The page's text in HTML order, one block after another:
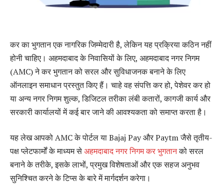
कर का भुगतान एक नागरिक जिम्मेदारी है, लेकिन यह प्रक्रिया कठिन नहीं
होनी चाहिए। अहमदाबाद के निवासियों के लिए, अहमदाबाद नगर निगम
(AMC) ने कर भुगतान को सरल और सुविधाजनक बनाने के लिए
ऑनलाइन समाधान प्रस्तुत किए हैं। चाहे वह संपत्ति कर हो, पेशेवर कर हो
या अन्य नगर निगम शुल्क, डिजिटल तरीका लंबी कतारों, कागजी कार्य और
सरकारी कार्यालयों में कई बार जाने की आवश्यकता को समाप्त करता है।
यह लेख आपको AMC के पोर्टल या Bajaj Pay और Paytm जैसे तृतीय-
पक्ष प्लेटफार्मों के माध्यम सेअहमदाबाद नगर निगम कर भुगतानको सरल
बनाने के तरीके, इसके लाभों, प्रमुख विशेषताओं और एक सहज अनुभव
सुनिश्चित करने के टिप्स के बारे में मार्गदर्शन करेगा।